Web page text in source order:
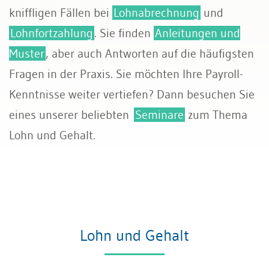
kniffligen Fällen bei Lohnabrechnung und
Lohnfortzahlung . Sie finden Anleitungen und
Muster, aber auch Antworten auf die häufigsten
Fragen in der Praxis. Sie möchten Ihre Payroll-
Kenntnisse weiter vertiefen? Dann besuchen Sie
eines unserer beliebten Seminare zum Thema
Lohn und Gehalt.
Lohn und Gehalt